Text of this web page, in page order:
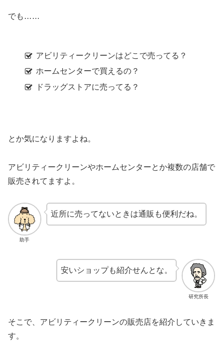
でも……
アビリティークリーンはどこで売ってる？
ホームセンターで買えるの？
ドラッグストアに売ってる？
とか気になりますよね。
アビリティークリーンやホームセンターとか複数の店舗で
販売されてますよ。
助手
近所に売ってないときは通販も便利だね。
研究所長
安いショップも紹介せんとな。
そこで、アビリティークリーンの販売店を紹介していきま
す。